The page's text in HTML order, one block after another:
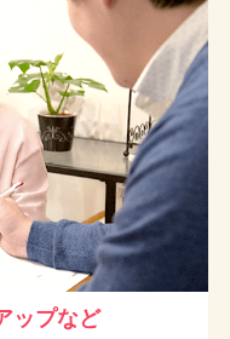
ップなど